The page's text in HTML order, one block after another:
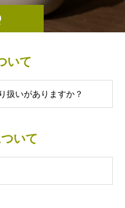
いて
扱いがありますか？
いて